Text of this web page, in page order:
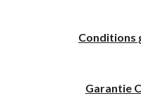
Conditions
Garantie